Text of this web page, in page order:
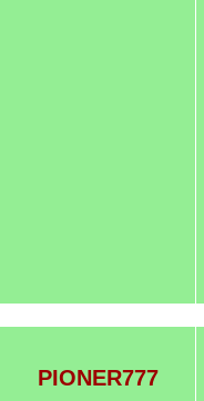
PIONER777